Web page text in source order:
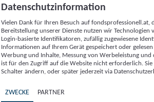
und Inhalte, Messung von Werbeleistung
Inhalten sowie Zielgruppenforschung.
ähnliche Online-Kennungen (z. B. login-
generierte Kennungen,
können zusammen mit anderen
und Browserinformationen,
unterstützte Technologien usw.) auf
oder von dort ausgelesen werden, um es
wenn es eine App oder einer Webseite
einen oder mehrere der hier aufgeführten
Datenschutzinformation
Vielen Dank für Ihren Besuch auf
Bereitstellung unserer Dienste nutzen wir Technologien
Login-basierte Identifikatoren, zufällig zugewiesene
Informationen auf Ihrem Gerät gespeichert oder
Werbung und Inhalte, Messung von Werbeleistung
ist für den Zugriff auf die Website nicht erforderlich.
Schalter ändern, oder später jederzeit via
ZWECKE PARTNER